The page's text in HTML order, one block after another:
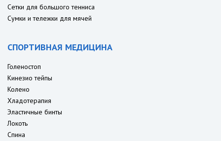
Сетки для большого тенниса
Сумки и тележки для мячей
СПОРТИВНАЯ МЕДИЦИНА
Голеностоп
Кинезио тейпы
Колено
Хладотерапия
Эластичные бинты
Локоть
Спина